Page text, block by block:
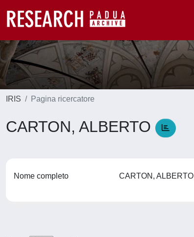
IRIS Pagina ricercatore
CARTON, ALBERTO
Nome completo CARTON, ALBERTO